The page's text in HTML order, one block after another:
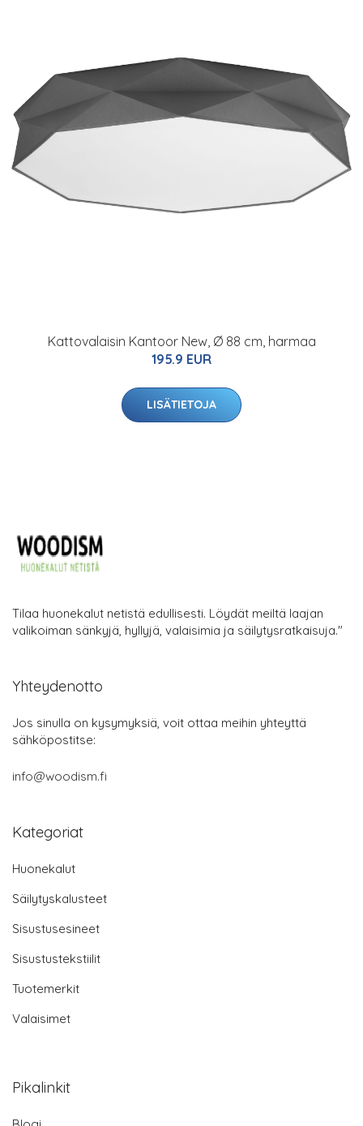
Kattovalaisin Kantoor New, Ø 88 cm, harmaa
195.9 EUR
LISÄTIETOJA
Tilaa huonekalut netistä edullisesti. Löydät meiltä laajan
valikoiman sänkyjä, hyllyjä, valaisimia ja säilytysratkaisuja."
Yhteydenotto
Jos sinulla on kysymyksiä, voit ottaa meihin yhteyttä
sähköpostitse:
info@woodism.fi
Kategoriat
Huonekalut
Säilytyskalusteet
Sisustusesineet
Sisustustekstiilit
Tuotemerkit
Valaisimet
Pikalinkit